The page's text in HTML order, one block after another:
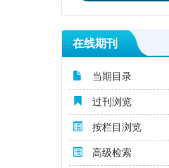
在线期刊
当期目录
过刊浏览
按栏目浏览
高级检索